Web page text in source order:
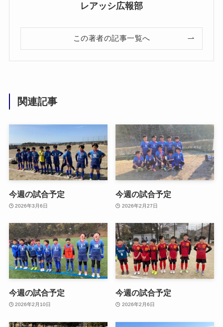
レアッシ広報部
この著者の記事一覧へ
関連記事
今週の試合予定
2026年3月6日
今週の試合予定
2026年2月27日
今週の試合予定
2026年2月10日
今週の試合予定
2026年2月6日